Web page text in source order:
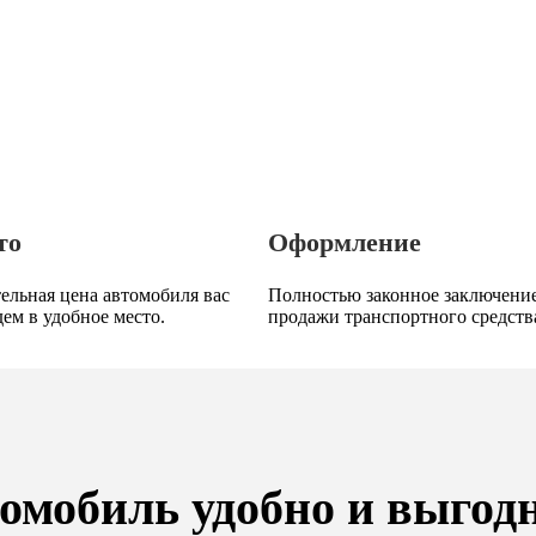
цена автомобиля вас
в удобное место.
Оформление
Полностью законное
продажи транспортного
удобно и